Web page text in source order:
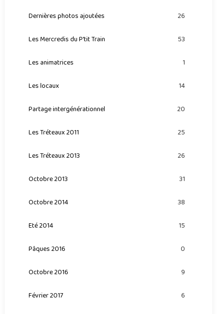
Dernières photos ajoutées 26
Les Mercredis du P'tit Train 53
Les animatrices 1
Les locaux 14
Partage intergénérationnel 20
Les Tréteaux 2011 25
Les Tréteaux 2013 26
Octobre 2013 31
Octobre 2014 38
Eté 2014 15
Pâques 2016 0
Octobre 2016 9
Février 2017 6